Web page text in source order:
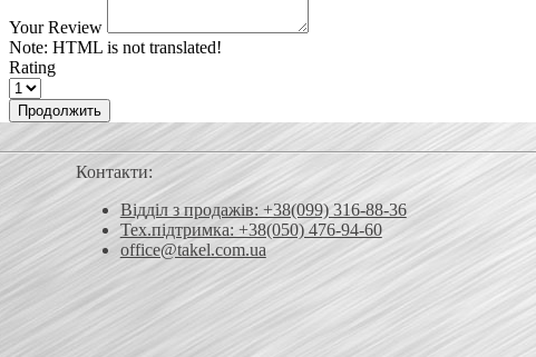
Your Review
Note: HTML is not translated!
Rating
Продолжить
Контакти:
Відділ з продажів: +38(099) 316-88-36
Тех.підтримка: +38(050) 476-94-60
office@takel.com.ua